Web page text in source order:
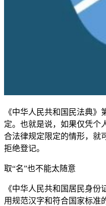
《中华人民共和国民法典
定。也就是说，如果仅凭个
合法律规定限定的情形，就
拒绝登记。
取“名”也不能太随意
《中华人民共和国居民身
用规范汉字和符合国家标准